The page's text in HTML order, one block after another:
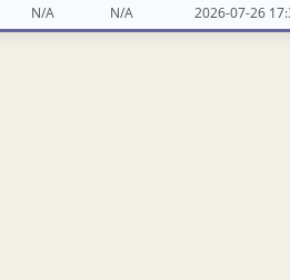
N/A N/A 2026-07-26